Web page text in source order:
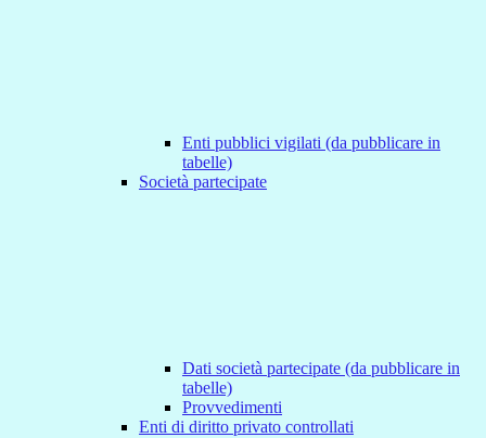
Enti pubblici vigilati (da pubblicare in
tabelle)
Società partecipate
Dati società partecipate (da pubblicare in
tabelle)
Provvedimenti
Enti di diritto privato controllati